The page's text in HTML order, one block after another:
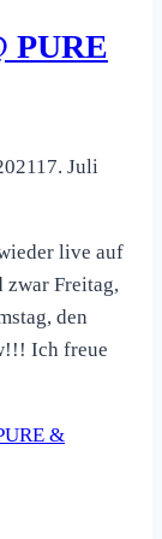
PURE
17. Juli
live auf
zwar Freitag,
den
Ich freue
&